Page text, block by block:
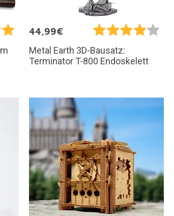
44,99€
Metal Earth 3D-Bausatz:
Terminator T-800 Endoskelett